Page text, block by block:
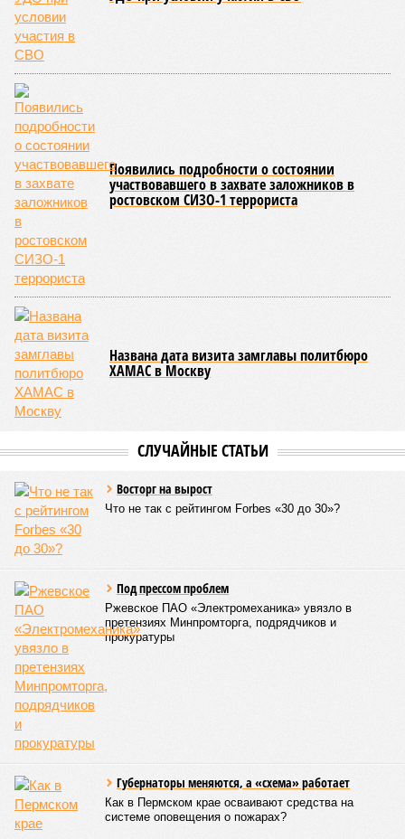
предположения исследователей. Например, одним из
признаков биологического старения является уменьшение
длины теломер (защитных «колпачков» на концах
хромосом) – такое можно исправить и заодно увеличить
продолжительность жизни.
Но первая и главная проблема, пишет издание Medical
News Today, в соматических мутациях. Это изменения в
генетическом коде любой клетки организма (кроме
сперматозоидов и яйцеклеток), которые являются
неизбежным следствием деления клеток и происходят на
протяжении всей нашей жизни. Иногда они возникают под
воздействием внешних факторов, условно таких как
ультрафиолет, а иногда… это просто случается. Просто
«потому что». И учёные до сих пор бьются над загадкой
почему.
Некоторые мутации не слишком разрушительны, и клетка
может существовать в слегка изменённом виде. Другие же
приводят к катастрофическим изменениям внутри неё – и
она погибает.
присутствуют тысячи соматических мутаций. У
вернуться и исправить повреждения, уже записанные в
медицинской школы Гроссмана при Нью-Йоркском
университете.– На протяжении десятилетий
накопившиеся повреждения снижают эффективность
работы клетки, а в некоторых случаях создают
предпосылки для развития рака»
бы ни пытались замедлить старение, устраняя его
причины, всё равно ничего не выйдет – мутации возьмут
своё.
Цифры
По данным за 2025 год, лидером по средней
продолжительности жизни из всех стран стало
Княжество Монако. В общем-то, неудивительно с
учётом богатства и благополучия этого крохотного
клочка суши. Но второе место удивляет – оно,
оказывается, за Гонконгом. Если в Монако
большинство доживают до 87 лет, то в Гонконге – до